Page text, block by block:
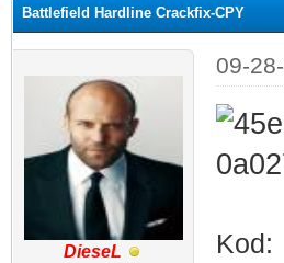
Battlefield Hardline Crackfix-CPY
DieseL
09-
Kod: